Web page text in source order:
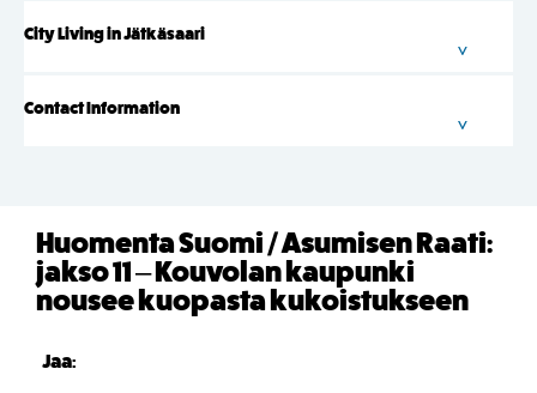
City Living in Jätkäsaari
Contact Information
Huomenta Suomi / Asumisen Raati:
jakso 11 – Kouvolan kaupunki
nousee kuopasta kukoistukseen
Jaa: